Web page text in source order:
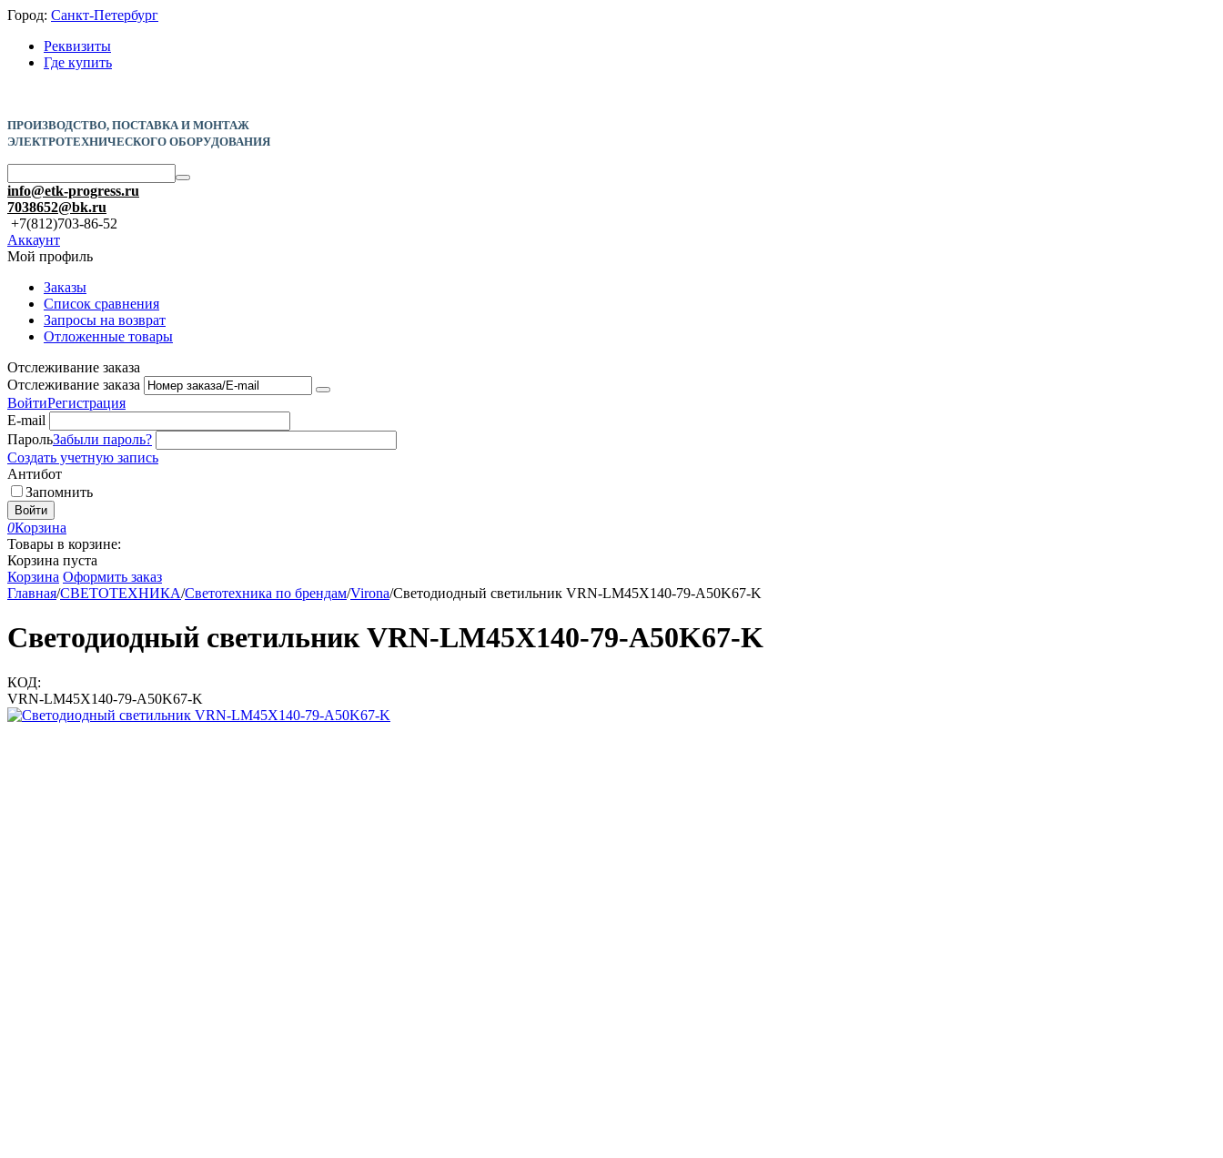
Город: Санкт-Петербург
Реквизиты
Где купить
ПРОИЗВОДСТВО, ПОСТАВКА И МОНТАЖ
ЭЛЕКТРОТЕХНИЧЕСКОГО ОБОРУДОВАНИЯ
info@etk-progress.ru
7038652@bk.ru
+7(812)703-86-52
Аккаунт
Мой профиль
Заказы
Список сравнения
Запросы на возврат
Отложенные товары
Отслеживание заказа
Отслеживание заказа
ВойтиРегистрация
E-mail
ПарольЗабыли пароль?
Создать учетную запись
Антибот
Запомнить
Войти
0Корзина
Товары в корзине:
Корзина пуста
Корзина Оформить заказ
Главная/СВЕТОТЕХНИКА/Светотехника по брендам/Virona/Светодиодный светильник VRN-LM45X140-79-A50K67-K
Светодиодный светильник VRN-LM45X140-79-A50K67-K
КОД:
VRN-LM45X140-79-A50K67-K